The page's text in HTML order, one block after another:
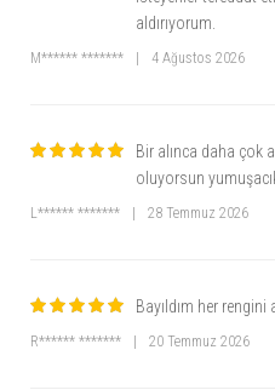
aldırıyorum.
M****** ******* 4 Ağustos 2026
Bir alınca daha çok
oluyorsun
L****** ******* 28 Temmuz 2026
Bayıldım her rengini
R****** ******* 20 Temmuz 2026